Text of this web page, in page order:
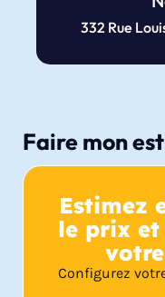
332 Rue
Faire mon
Estimez
le prix
Configurez